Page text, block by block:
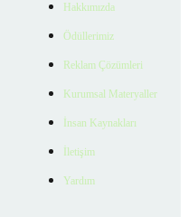
Hakkımızda
Ödüllerimiz
Reklam Çözümleri
Kurumsal Materyaller
İnsan Kaynakları
İletişim
Yardım